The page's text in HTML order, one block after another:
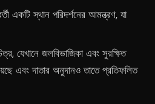
একটি স্থান পরিদর্শনের আমন্ত্রণ, যা
যেখানে জলবিভাজিকা এবং সুরক্ষিত
এবং দাতার অনুদানও তাতে প্রতিফলিত